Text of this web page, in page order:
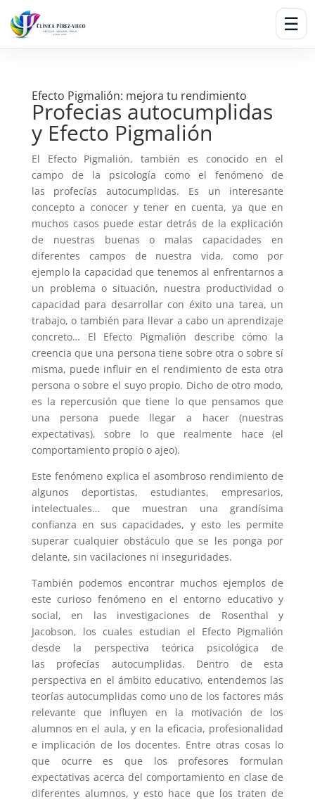
☰
Efecto Pigmalión: mejora tu rendimiento
Profecias autocumplidas
y Efecto Pigmalión
El Efecto Pigmalión, también es conocido en el
campo de la psicología como el fenómeno de
las profecías autocumplidas. Es un interesante
concepto a conocer y tener en cuenta, ya que en
muchos casos puede estar detrás de la explicación
de nuestras buenas o malas capacidades en
diferentes campos de nuestra vida, como por
ejemplo la capacidad que tenemos al enfrentarnos a
un problema o situación, nuestra productividad o
capacidad para desarrollar con éxito una tarea, un
trabajo, o también para llevar a cabo un aprendizaje
concreto… El Efecto Pigmalión describe cómo la
creencia que una persona tiene sobre otra o sobre sí
misma, puede influir en el rendimiento de esta otra
persona o sobre el suyo propio. Dicho de otro modo,
es la repercusión que tiene lo que pensamos que
una persona puede llegar a hacer (nuestras
expectativas), sobre lo que realmente hace (el
comportamiento propio o ajeo).
Este fenómeno explica el asombroso rendimiento de
algunos deportistas, estudiantes, empresarios,
intelectuales… que muestran una grandísima
confianza en sus capacidades, y esto les permite
superar cualquier obstáculo que se les ponga por
delante, sin vacilaciones ni inseguridades.
También podemos encontrar muchos ejemplos de
este curioso fenómeno en el entorno educativo y
social, en las investigaciones de Rosenthal y
Jacobson, los cuales estudian el Efecto Pigmalión
desde la perspectiva teórica psicológica de
las profecías autocumplidas. Dentro de esta
perspectiva en el ámbito educativo, entendemos las
teorías autocumplidas como uno de los factores más
relevante que influyen en la motivación de los
alumnos en el aula, y en la eficacia, profesionalidad
e implicación de los docentes. Entre otras cosas lo
que ocurre es que los profesores formulan
expectativas acerca del comportamiento en clase de
diferentes alumnos, y esto hace que los traten de